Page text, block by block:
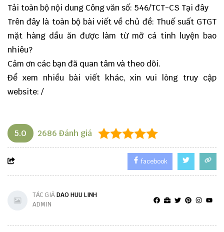
Tải toàn bộ nội dung Công văn số: 546/TCT-CS Tại đây
Trên đây là toàn bộ bài viết về chủ đề: Thuế suất GTGT
mặt hàng dầu ăn được làm từ mỡ cá tinh luyện bao
nhiêu?
Cảm ơn các bạn đã quan tâm và theo dõi.
Để xem nhiều bài viết khác, xin vui lòng truy cập
website: /
5.0 2686 Đánh giá
facebook
TÁC GIẢDAO HUU LINH
ADMIN